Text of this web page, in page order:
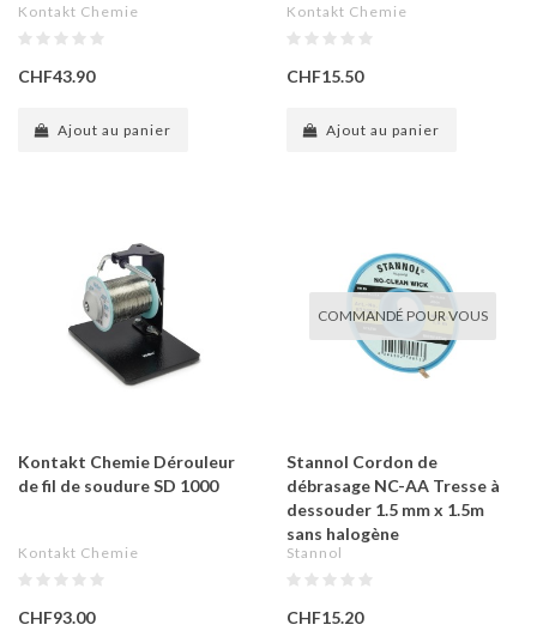
Kontakt Chemie
CHF43.90
Ajout au panier
Kontakt Chemie
CHF15.50
Ajout au panier
Kontakt Chemie Dérouleur
de fil de soudure SD 1000
Kontakt Chemie
CHF93.00
COMMANDÉ POUR VOUS
Stannol Cordon de
débrasage NC-AA Tresse à
dessouder 1.5 mm x 1.5m
sans halogène
Stannol
CHF15.20